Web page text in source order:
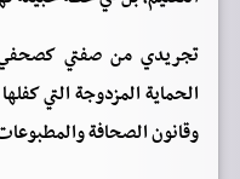
تجريدي من صفتي كصحفي
وقانون الصحافة والمطبوعات رقم 25